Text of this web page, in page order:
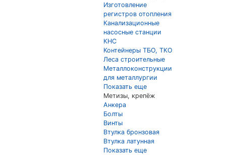
Изготовление
регистров отопления
Канализационные
насосные станции
КНС
Контейнеры ТБО, ТКО
Леса строительные
Металлоконструкции
для металлургии
Показать еще
Метизы, крепёж
Анкера
Болты
Винты
Втулка бронзовая
Втулка латунная
Показать еще